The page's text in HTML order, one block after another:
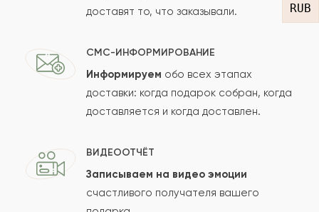
RUB
Сколько будет
Отзыв будет опубликован после проверки.
Проверяем на спам.
доставят то, что заказывали.
СМС-ИНФОРМИРОВАНИЕ
Информируем обо всех этапах
доставки: когда подарок собран, когда
доставляется и когда доставлен.
ВИДЕООТЧЁТ
Записываем на видео эмоции
счастливого получателя вашего